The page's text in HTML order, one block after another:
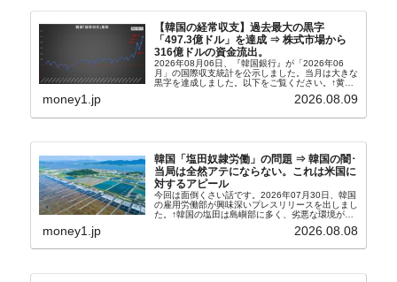
【韓国の経常収支】過去最大の黒字
「497.3億ドル」を達成 ⇒ 株式市場から
316億ドルの資金流出。
2026年08月06日、『韓国銀行』が「2026年06
月」の国際収支統計を公示しました。当月は大きな
黒字を達成しました。以下をご覧ください。↑黄色
の傾向ペンでフォーカスしているのが2026年06月
の経常収支です。2026年06月貿易収支：4...
money1.jp 2026.08.09
韓国「塩田奴隷労働」の問題 ⇒ 韓国の闇･
当局は全然アテにならない。これは米国に
対するアピール
今回は面倒くさい話です。2026年07月30日、韓国
の雇用労働部が興味深いプレスリリースを出しまし
た。↑韓国の塩田は島嶼部に多く、劣悪な環境が一
たといわれます（後述）。これは、いわゆる「塩田
money1.jp 2026.08.08